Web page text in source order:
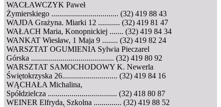
WACŁAWCZYK Paweł
Żymierskiego .................................. (32) 419 88 43
WAJDA Grażyna. Miarki 12 ........... (32) 419 81 47
WAŁACH Maria, Konopnickiej ....... (32) 419 84 34
WANKAT Wiesław, 1 Maja 9 ........ (32) 419 82 24
WARSZTAT OGUMIENIA Sylwia Pieczarel
Górska .......................................... (32) 419 80 92
WARSZTAT SAMOCHODOWY K. Newerla
Świętokrzyska 26............................ (32) 419 84 16
WĄCHAŁA Michalina,
Spółdzielcza ................................... (32) 418 80 87
WEINER Elfryda, Szkolna .............. (32) 419 88 52